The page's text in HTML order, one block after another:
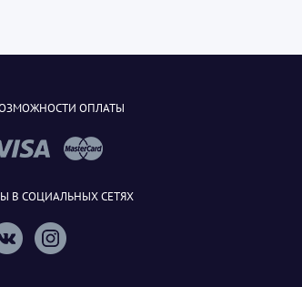
ОПЛАТЫ
В СОЦИАЛЬНЫХ СЕТЯХ